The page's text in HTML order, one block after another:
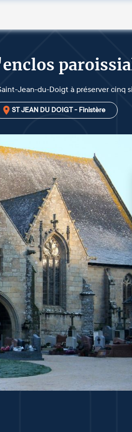
Jean-du-Doigt à préserver cinq
ST JEAN DU DOIGT - Finistère